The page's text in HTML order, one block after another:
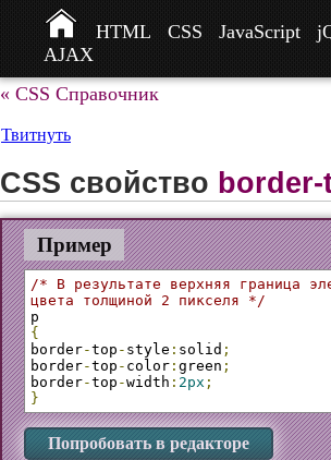
HTML CSS JavaScript
AJAX
« CSS Справочник
Твитнуть
CSS свойство
Пример
/* В результате верхняя граница
цвета толщиной 2 пикселя */
{
border-top - style : solid ;
border-top - color : green ;
border-top -width : 2px ;
}
Попробовать в редакторе